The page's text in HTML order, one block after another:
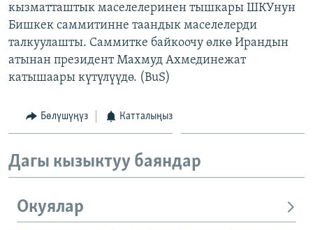
АЗАТТЫК+
ЫҢГАЙСЫЗ СУРООЛОР
ОНЛАЙН ШЕРИНЕ
ЭЕ/АРнун бардык сайттары
кызматташтык маселелеринен тышкары ШКУнун
Бишкек саммитинне таандык маселелерди
талкуулашты. Саммитке байкоочу өлкө Ирандын
атынан президент Махмуд Ахмединежат
катышаары күтүлүүдө. (BuS)
Бөлүшүңүз Катталыңыз
Дагы кызыктуу баяндар
Окуялар